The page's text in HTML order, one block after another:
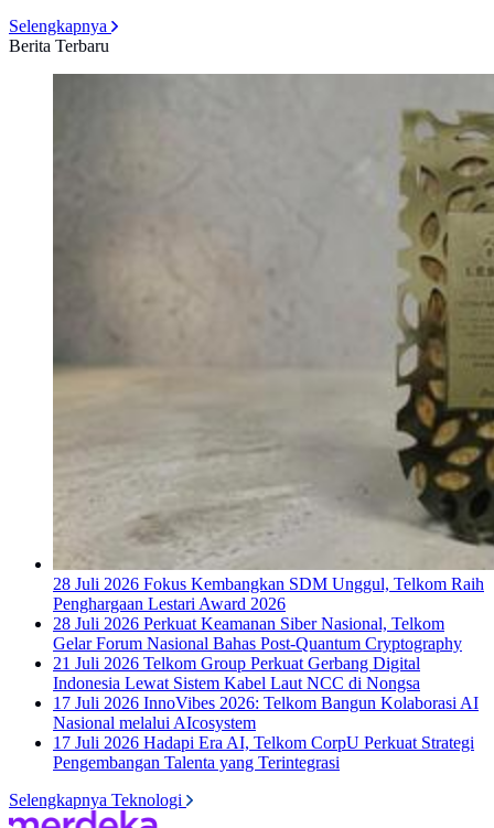
Selengkapnya
Berita Terbaru
28 Juli 2026 Fokus Kembangkan SDM Unggul, Telkom Raih
Penghargaan Lestari Award 2026
28 Juli 2026 Perkuat Keamanan Siber Nasional, Telkom
Gelar Forum Nasional Bahas Post-Quantum Cryptography
21 Juli 2026 Telkom Group Perkuat Gerbang Digital
Indonesia Lewat Sistem Kabel Laut NCC di Nongsa
17 Juli 2026 InnoVibes 2026: Telkom Bangun Kolaborasi AI
Nasional melalui AIcosystem
17 Juli 2026 Hadapi Era AI, Telkom CorpU Perkuat Strategi
Pengembangan Talenta yang Terintegrasi
Selengkapnya Teknologi